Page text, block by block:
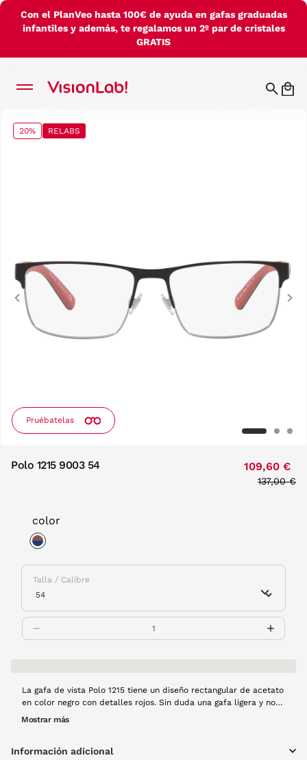
Con el PlanVeo hasta 100€ de ayuda en gafas graduadas
infantiles y además, te regalamos un 2º par de cristales
GRATIS
20% RELABS
Pruébatelas
Previous
Polo 1215 9003 54 109,60 €
Price
137,00 €
color
Talla / Calibre
La gafa de vista Polo 1215 tiene un diseño rectangular de acetato
en color negro con detalles rojos. Sin duda una gafa ligera y no
pesa, cómoda para cualquier ocasión.
Mostrar más
Información adicional